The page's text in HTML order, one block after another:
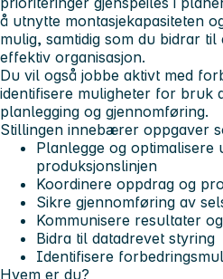
å utnytte montasjekapasiteten
mulig, samtidig som du bidrar
effektiv organisasjon.
Du vil også jobbe aktivt med
identifisere muligheter for bruk
planlegging og gjennomføring.
Stillingen innebærer oppgaver
Planlegge og optimalisere
produksjonslinjen
Koordinere oppdrag og
Sikre gjennomføring av
Kommunisere resultater
Bidra til datadrevet styring
Identifisere
Hvem er du?